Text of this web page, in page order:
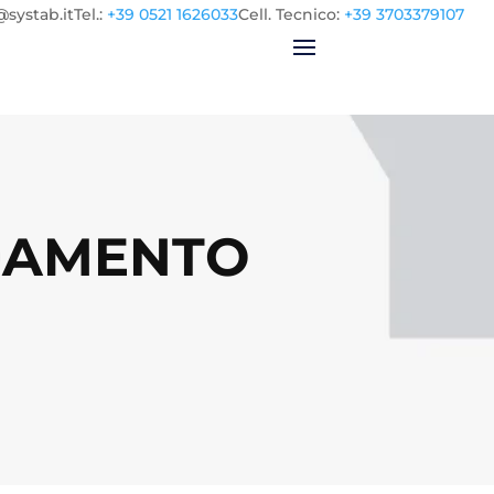
Cell. Tecnico: +39 3703379107
Tel.: +39 0521 1626033